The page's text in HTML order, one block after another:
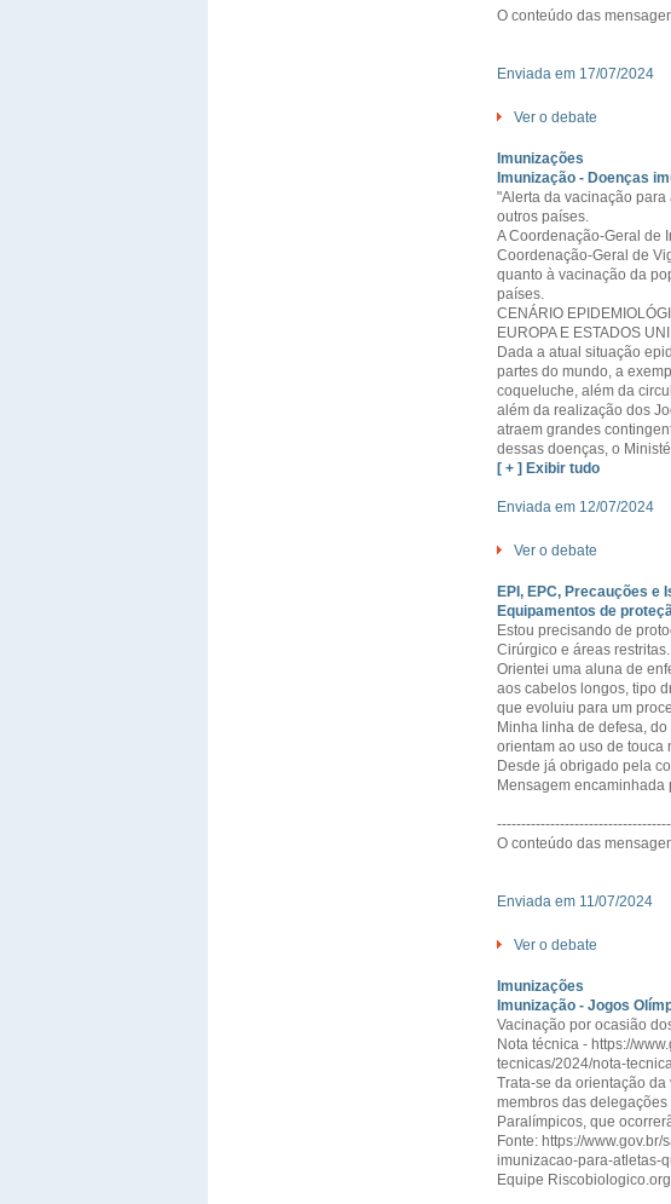
O conteúdo das
Enviada em 17/07/2024
Ver o debate
Imunizações
Imunização - Doenças
"Alerta da vacinação
outros países.
A Coordenação-Geral de
Coordenação-Geral de
quanto à vacinação da
países.
CENÁRIO
EUROPA E ESTADOS
Dada a atual situação
partes do mundo, a
coqueluche, além da
além da realização dos
atraem grandes
dessas doenças, o
[ + ] Exibir tudo
Enviada em 12/07/2024
Ver o debate
EPI, EPC, Precauções e
Equipamentos de
Estou precisando de
Cirúrgico e áreas restritas.
Orientei uma aluna de
aos cabelos longos, tipo
que evoluiu para um
Minha linha de defesa,
orientam ao uso de touca
Desde já obrigado pela
Mensagem encaminhada
O conteúdo das
Enviada em 11/07/2024
Ver o debate
Imunizações
Imunização - Jogos
Vacinação por ocasião
Nota técnica - https://
tecnicas/2024/nota-
Trata-se da orientação
membros das
Paralímpicos, que
Fonte: https://
imunizacao-para-atletas-
Equipe Riscobiologico.org